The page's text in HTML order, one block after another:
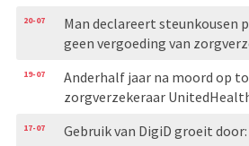
20-07
Man declareert steunkousen
geen vergoeding van
19-07
Anderhalf jaar na moord op
zorgverzekeraar
17-07
Gebruik van DigiD groeit